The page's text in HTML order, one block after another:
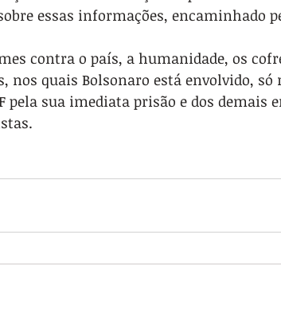
essas informações, encaminhado
contra o país, a humanidade, os
nos quais Bolsonaro está envolvido, só
pela sua imediata prisão e dos demais